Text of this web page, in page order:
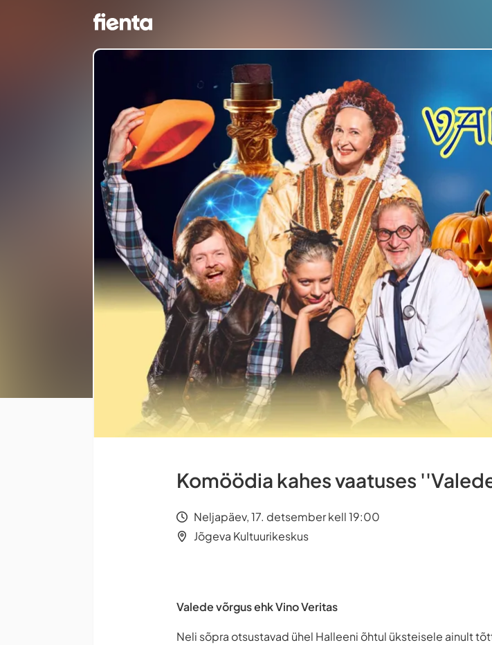
Komöödia kahes vaatuses
Neljapäev, 17. detsember kell 19:00
Jõgeva Kultuurikeskus
Valede võrgus ehk Vino Veritas
Neli sõpra otsustavad ühel Halleeni õhtul üksteisele ainult